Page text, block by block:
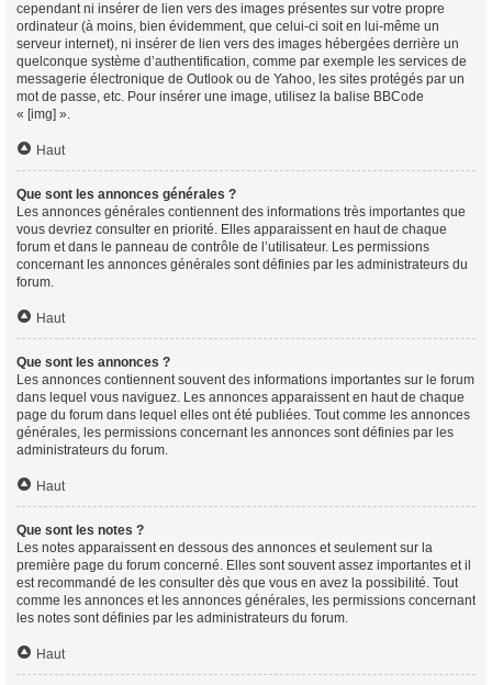
cependant ni insérer de lien vers des images présentes sur votre propre
ordinateur (à moins, bien évidemment, que celui-ci soit en lui-même un
serveur internet), ni insérer de lien vers des images hébergées derrière un
quelconque système d’authentification, comme par exemple les services de
messagerie électronique de Outlook ou de Yahoo, les sites protégés par un
mot de passe, etc. Pour insérer une image, utilisez la balise BBCode
« [img] ».
Haut
Que sont les annonces générales ?
Les annonces générales contiennent des informations très importantes que
vous devriez consulter en priorité. Elles apparaissent en haut de chaque
forum et dans le panneau de contrôle de l’utilisateur. Les permissions
concernant les annonces générales sont définies par les administrateurs du
forum.
Haut
Que sont les annonces ?
Les annonces contiennent souvent des informations importantes sur le forum
dans lequel vous naviguez. Les annonces apparaissent en haut de chaque
page du forum dans lequel elles ont été publiées. Tout comme les annonces
générales, les permissions concernant les annonces sont définies par les
administrateurs du forum.
Haut
Que sont les notes ?
Les notes apparaissent en dessous des annonces et seulement sur la
première page du forum concerné. Elles sont souvent assez importantes et il
est recommandé de les consulter dès que vous en avez la possibilité. Tout
comme les annonces et les annonces générales, les permissions concernant
les notes sont définies par les administrateurs du forum.
Haut